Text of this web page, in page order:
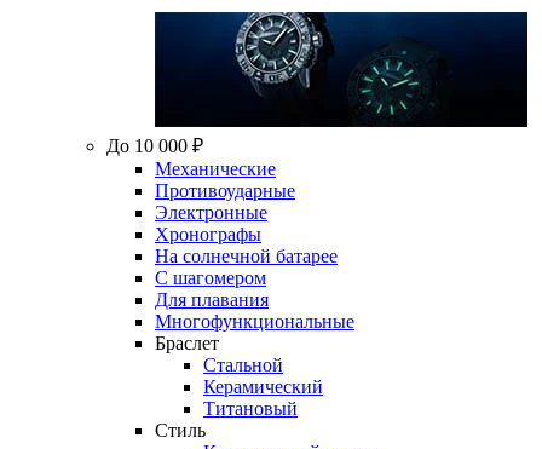
До 10 000 ₽
Механические
Противоударные
Электронные
Хронографы
На солнечной батарее
С шагомером
Для плавания
Многофункциональные
Браслет
Стальной
Керамический
Титановый
Стиль